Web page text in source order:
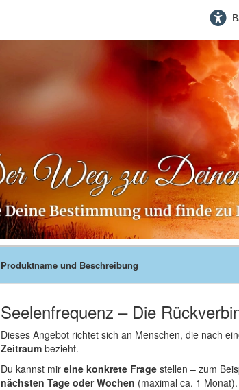
Produktname und Beschreibung
Seelenfrequenz – Die
Dieses Angebot richtet sich an Menschen, die nach
Zeitraum bezieht.
Du kannst mir eine konkrete Frage stellen – zum
nächsten Tage oder Wochen (maximal ca. 1 Monat).